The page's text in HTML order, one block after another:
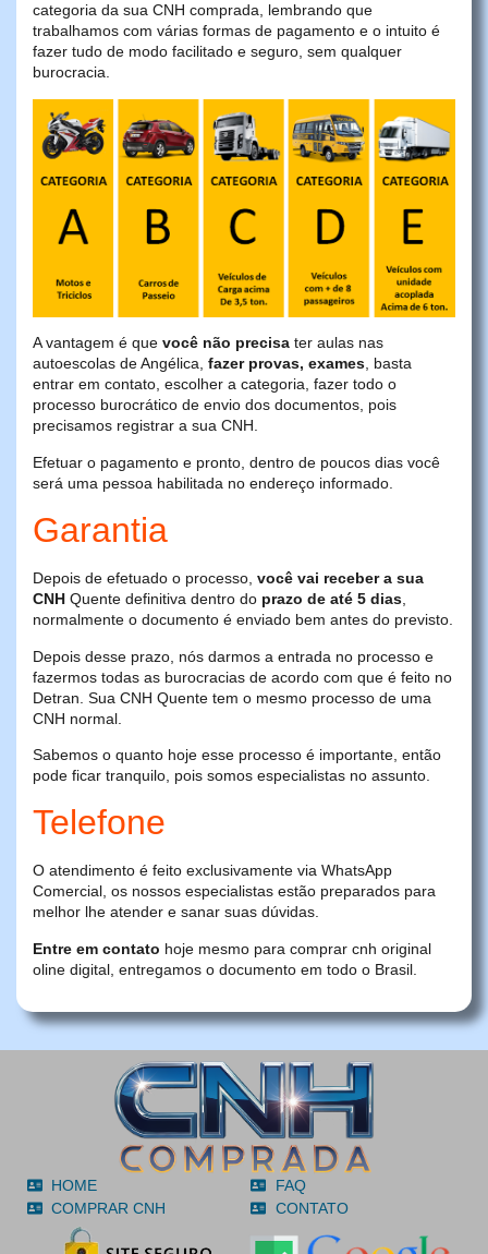
categoria da sua CNH comprada, lembrando que
trabalhamos com várias formas de pagamento e o intuito é
fazer tudo de modo facilitado e seguro, sem qualquer
burocracia.
A vantagem é que você não precisa ter aulas nas
autoescolas de Angélica, fazer provas, exames, basta
entrar em contato, escolher a categoria, fazer todo o
processo burocrático de envio dos documentos, pois
precisamos registrar a sua CNH.
Efetuar o pagamento e pronto, dentro de poucos dias você
será uma pessoa habilitada no endereço informado.
Garantia
Depois de efetuado o processo, você vai receber a sua
CNH Quente definitiva dentro do prazo de até 5 dias,
normalmente o documento é enviado bem antes do previsto.
Depois desse prazo, nós darmos a entrada no processo e
fazermos todas as burocracias de acordo com que é feito no
Detran. Sua CNH Quente tem o mesmo processo de uma
CNH normal.
Sabemos o quanto hoje esse processo é importante, então
pode ficar tranquilo, pois somos especialistas no assunto.
Telefone
O atendimento é feito exclusivamente via WhatsApp
Comercial, os nossos especialistas estão preparados para
melhor lhe atender e sanar suas dúvidas.
Entre em contato hoje mesmo para comprar cnh original
oline digital, entregamos o documento em todo o Brasil.
HOME
COMPRAR CNH
FAQ
CONTATO